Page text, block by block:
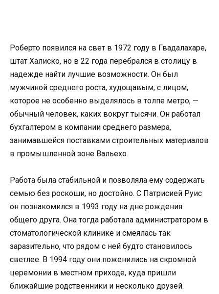
Роберто появился на свет в 1972 году в Гвадалахаре,
штат Халиско, но в 22 года перебрался в столицу в
надежде найти лучшие возможности. Он был
мужчиной среднего роста, худощавым, с лицом,
которое не особенно выделялось в толпе метро, —
обычный человек, каких вокруг тысячи. Он работал
бухгалтером в компании среднего размера,
занимавшейся поставками строительных материалов
в промышленной зоне Вальехо.
Работа была стабильной и позволяла ему содержать
семью без роскоши, но достойно. С Патрисией Руис
он познакомился в 1993 году на дне рождения
общего друга. Она тогда работала администратором в
стоматологической клинике и смеялась так
заразительно, что рядом с ней будто становилось
светлее. В 1994 году они поженились на скромной
церемонии в местном приходе, куда пришли
ближайшие родственники и несколько друзей.